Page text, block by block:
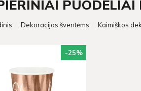
PUODELIAI
Dekoracijos šventėms Kaimiškos
-25%